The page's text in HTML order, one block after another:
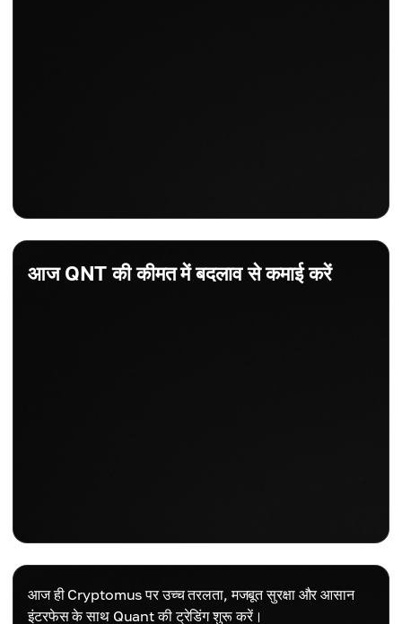
आज QNT की कीमत में बदलाव से कमाई करें
आज ही Cryptomus पर उच्च तरलता, मजबूत सुरक्षा और आसान
इंटरफेस के साथ Quant की ट्रेडिंग शुरू करें।